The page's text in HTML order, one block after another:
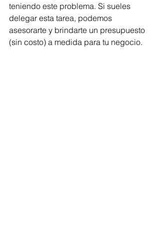
teniendo este problema. Si sueles
delegar esta tarea, podemos
asesorarte y brindarte un presupuesto
(sin costo) a medida para tu negocio.